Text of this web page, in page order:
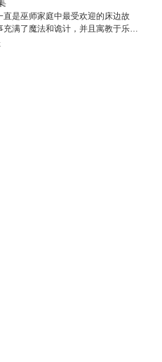
直是巫师家庭中最受欢迎的床边故
充满了魔法和诡计，并且寓教于乐；
然沉迷于这些故事，就像十五世纪